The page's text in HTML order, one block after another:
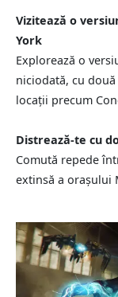
Vizitează o
York
Explorează o
niciodată, cu
locații precum
Distrează-te cu
Comută repede
extinsă a orașului